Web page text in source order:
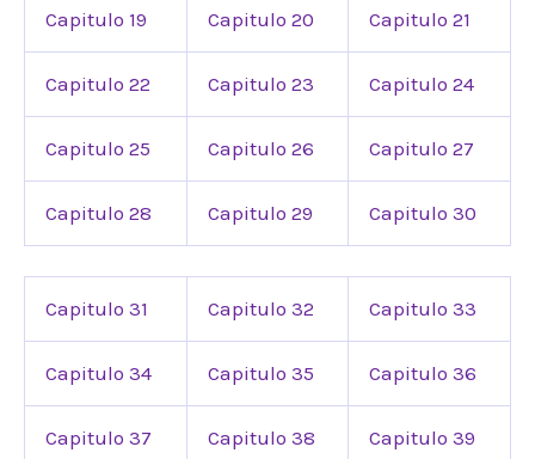
Capitulo 19 Capitulo 20 Capitulo 21
Capitulo 22 Capitulo 23 Capitulo 24
Capitulo 25 Capitulo 26 Capitulo 27
Capitulo 28 Capitulo 29 Capitulo 30
Capitulo 31 Capitulo 32 Capitulo 33
Capitulo 34 Capitulo 35 Capitulo 36
Capitulo 37 Capitulo 38 Capitulo 39